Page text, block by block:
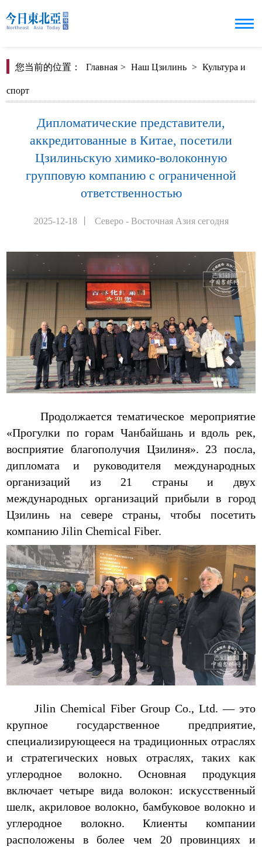
您当前的位置： Главная > Наш Цзилинь > Культура и
спорт
Дипломатические представители,
аккредитованные в Китае, посетили
Цзилиньскую химико-волоконную
групповую компанию с ограниченной
ответственностью
2025-12-18 Северо - Восточная Азия сегодня
Продолжается тематическое мероприятие
«Прогулки по горам Чанбайшань и вдоль рек,
восприятие благополучия Цзилиня». 23 посла,
дипломата и руководителя международных
организаций из 21 страны и двух
международных организаций прибыли в город
Цзилинь на севере страны, чтобы посетить
компанию Jilin Chemical Fiber.
Jilin Chemical Fiber Group Co., Ltd. — это
крупное государственное предприятие,
специализирующееся на традиционных отраслях
и стратегических новых отраслях, таких как
углеродное волокно. Основная продукция
включает четыре вида волокон: искусственный
шелк, акриловое волокно, бамбуковое волокно и
углеродное волокно. Клиенты компании
расположены в более чем 20 провинциях и